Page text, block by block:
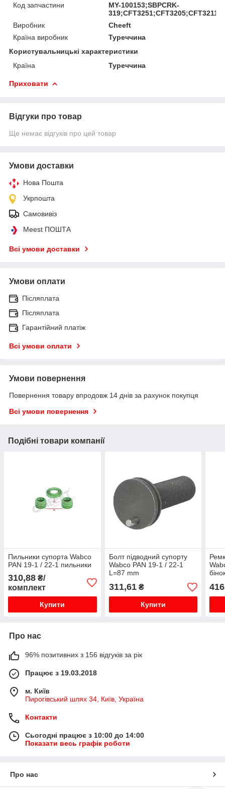
Код запчастини
MY-100153;SBPCRK-
Виробник
Cheeft
Країна виробник
Туреччина
Користувальницькі характеристики
Країна
Туреччина
Приховати
Відгуки про товар
Ще немає відгуків про цей товар
Умови доставки
Нова Пошта
Укрпошта
Самовивіз
Meest ПОШТА
Всі умови доставки
Умови оплати
Післяплата
Післяплата
Гарантійний платіж
Всі умови оплати
Умови повернення
Повернення товару впродовж 14 днів за рахунок покупця
Всі умови повернення
Подібні товари компанії
Пильники супорта Wabco
PAN 19-1 / 22-1 пильники
310,88 ₴/
комплект
Купити
Болт підводний супорту
Wabco PAN 19-1 / 22-1
L=87 mm
311,61₴
Купити
Про нас
96% позитивних з 156 відгуків за рік
Працює з 19.03.2018
м. Київ
Пирогівський шлях 34, Київ, Україна
Контакти
Сьогодні працює з 10:00 до 14:00
Показати весь графік роботи
Про нас